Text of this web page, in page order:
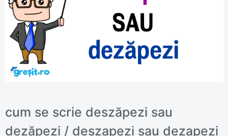
cum se scrie deszăpezi sau
dezăpezi / deszapezi sau dezapezi